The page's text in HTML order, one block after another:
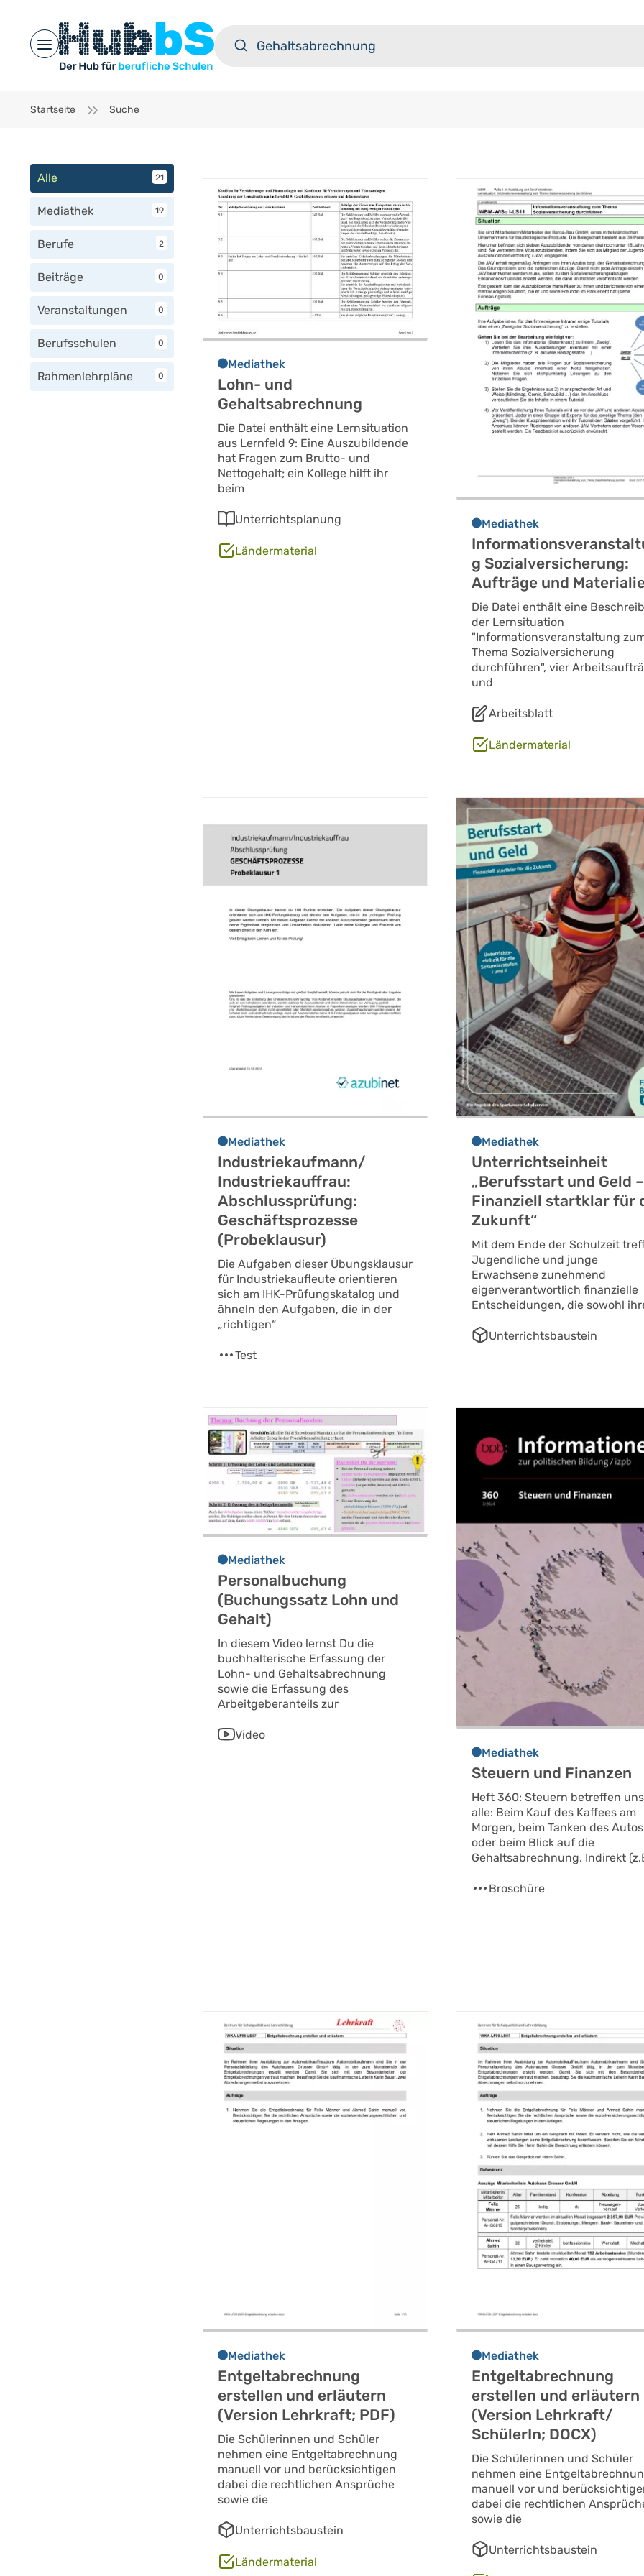
Open main menu
Startseite Suche
Alle 21
Mediathek 19
Berufe 2
Beiträge 0
Veranstaltungen 0
Berufsschulen 0
Rahmenlehrpläne 0
Mediathek
Lohn- und
Gehaltsabrechnung
Die Datei enthält eine Lernsituation
aus Lernfeld 9: Eine Auszubildende
hat Fragen zum Brutto- und
Nettogehalt; ein Kollege hilft ihr
beim
Unterrichtsplanung
Ländermaterial
Mediathek
g Sozialversicherung:
Aufträge und
Die Datei enthält eine
der Lernsituation
"Informationsveranstaltung
Thema Sozialversicherung
durchführen", vier
und
Arbeitsblatt
Ländermaterial
Mediathek
Industriekaufmann/
Industriekauffrau:
Abschlussprüfung:
Geschäftsprozesse
(Probeklausur)
Die Aufgaben dieser Übungsklausur
für Industriekaufleute orientieren
sich am IHK-Prüfungskatalog und
ähneln den Aufgaben, die in der
„richtigen“
Test
Mediathek
Unterrichtseinheit
„Berufsstart und Geld –
Finanziell startklar für
Zukunft“
Mit dem Ende der Schulzeit
Jugendliche und junge
Erwachsene zunehmend
eigenverantwortlich finanzielle
Entscheidungen, die sowohl
Unterrichtsbaustein
Mediathek
Personalbuchung
(Buchungssatz Lohn und
Gehalt)
In diesem Video lernst Du die
buchhalterische Erfassung der
Lohn- und Gehaltsabrechnung
sowie die Erfassung des
Arbeitgeberanteils zur
Video
Mediathek
Steuern und Finanzen
Heft 360: Steuern betreffen uns
alle: Beim Kauf des Kaffees am
Morgen, beim Tanken des Autos
oder beim Blick auf die
Gehaltsabrechnung. Indirekt
Broschüre
Mediathek
Entgeltabrechnung
erstellen und erläutern
(Version Lehrkraft; PDF)
Die Schülerinnen und Schüler
nehmen eine Entgeltabrechnung
manuell vor und berücksichtigen
dabei die rechtlichen Ansprüche
sowie die
Unterrichtsbaustein
Ländermaterial
Mediathek
Entgeltabrechnung
erstellen und erläutern
(Version Lehrkraft/
SchülerIn; DOCX)
Die Schülerinnen und Schüler
nehmen eine
manuell vor und
dabei die rechtlichen
sowie die
Unterrichtsbaustein